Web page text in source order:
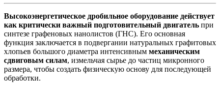
Высокоэнергетическое дробильное оборудование действует
как критически важный подготовительный двигатель при
синтезе графеновых нанолистов (ГНС). Его основная
функция заключается в подвергании натуральных графитовых
хлопьев большого диаметра интенсивным механическим
сдвиговым силам, измельчая сырье до частиц микронного
размера, чтобы создать физическую основу для последующей
обработки.